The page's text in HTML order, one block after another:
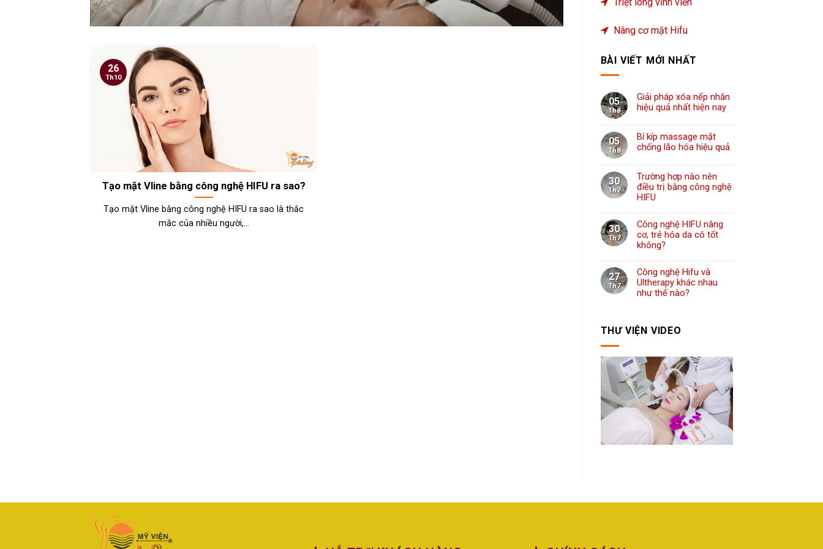
Tạo mặt Vline bằng công nghệ HIFU ra sao?
Tạo mặt Vline bằng công nghệ HIFU ra sao là thắc
mắc của nhiều người,...
26
Th10
Nâng cơ mặt Hifu
BÀI VIẾT MỚI NHẤT
05
Th8
Giải pháp xóa nếp nhăn
hiệu quả nhất hiện nay
05
Th8
Bí kíp massage mặt
chống lão hóa hiệu quả
30
Th7
Trường hợp nào nên
điều trị bằng công nghệ
HIFU
30
Th7
Công nghệ HIFU nâng
cơ, trẻ hóa da có tốt
không?
27
Th7
Công nghệ Hifu và
Ultherapy khác nhau
như thế nào?
THƯ VIỆN VIDEO